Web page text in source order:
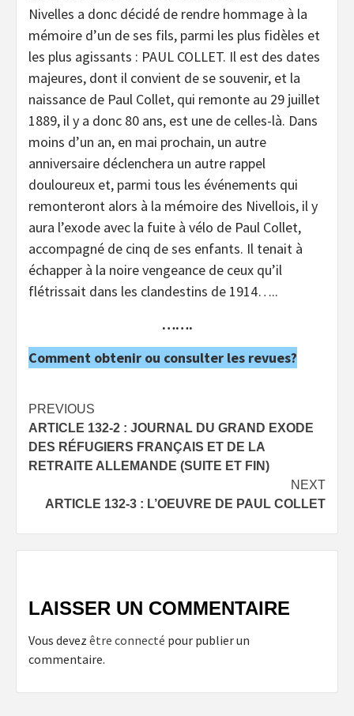
Nivelles a donc décidé de rendre hommage à la
mémoire d’un de ses fils, parmi les plus fidèles et
les plus agissants : PAUL COLLET. Il est des dates
majeures, dont il convient de se souvenir, et la
naissance de Paul Collet, qui remonte au 29 juillet
1889, il y a donc 80 ans, est une de celles-là. Dans
moins d’un an, en mai prochain, un autre
anniversaire déclenchera un autre rappel
douloureux et, parmi tous les événements qui
remonteront alors à la mémoire des Nivellois, il y
aura l’exode avec la fuite à vélo de Paul Collet,
accompagné de cinq de ses enfants. Il tenait à
échapper à la noire vengeance de ceux qu’il
flétrissait dans les clandestins de 1914…..
…….
Comment obtenir ou consulter les revues?
Post
navigation
PREVIOUS
ARTICLE 132-2 : JOURNAL DU GRAND EXODE
DES RÉFUGIERS FRANÇAIS ET DE LA
RETRAITE ALLEMANDE (SUITE ET FIN)
NEXT
ARTICLE 132-3 : L’OEUVRE DE PAUL COLLET
LAISSER UN COMMENTAIRE
Vous devez être connecté pour publier un
commentaire.